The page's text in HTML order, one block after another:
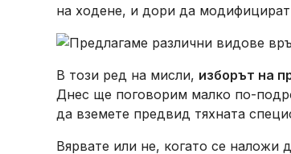
на ходене, и дори да
В този ред на мисли, изборът на
Днес ще поговорим малко по-
да вземете предвид тяхната
Вярвате или не, когато се наложи